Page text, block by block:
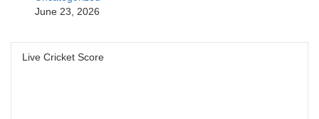
June 23, 2026
Live Cricket Score